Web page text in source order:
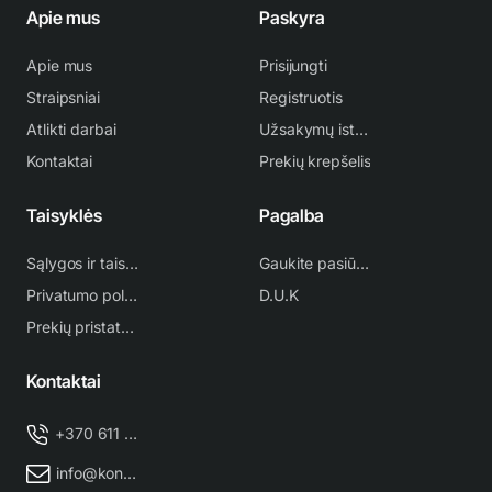
Apie mus
Apie mus
Straipsniai
Atlikti darbai
Kontaktai
Paskyra
Prisijungti
Registruotis
Užsakymų istorija
Prekių krepšelis
Taisyklės
Sąlygos ir taisyklės
Privatumo politika
Prekių pristatymas
Pagalba
Gaukite pasiūlymą
D.U.K
Kontaktai
+370 611 38 500
info@kondicionieriu-meistras.lt